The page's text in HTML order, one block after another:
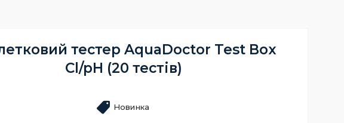
тестер AquaDoctor Test Box
Cl/pH (20 тестів)
Новинка